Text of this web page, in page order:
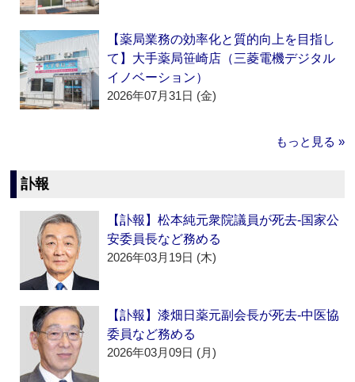
【薬局業務の効率化と質的向上を目指し
て】大手薬局笹崎店（三菱電機デジタル
イノベーション）
2026年07月31日 (金)
もっと見る »
訃報
【訃報】松本純元衆院議員が死去‐国家公
安委員長など務める
2026年03月19日 (木)
【訃報】漆畑日薬元副会長が死去‐中医協
委員など務める
2026年03月09日 (月)